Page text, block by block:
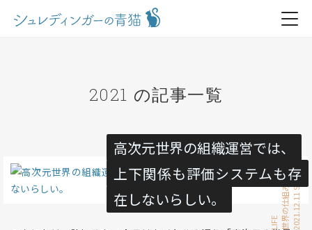
2021 の記事一覧
LIFE 世界の仕組み
仕事
2021.12.11 Sat
高次元世界の組織運営では、
上下関係も評価システムも存
在しないらしい。